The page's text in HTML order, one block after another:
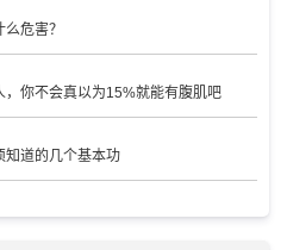
危害？
你不会真以为15%就能有腹肌吧
知道的几个基本功